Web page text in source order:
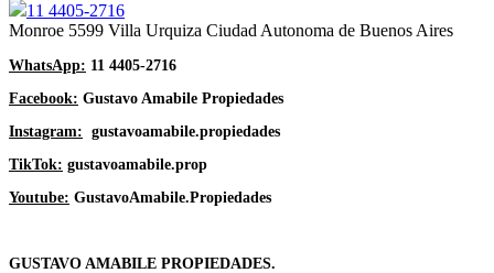
11 4405-2716
Monroe 5599 Villa Urquiza Ciudad Autonoma de Buenos Aires
WhatsApp: 11 4405-2716
Facebook: Gustavo Amabile Propiedades
Instagram: gustavoamabile.propiedades
TikTok: gustavoamabile.prop
Youtube: GustavoAmabile.Propiedades
GUSTAVO AMABILE PROPIEDADES.